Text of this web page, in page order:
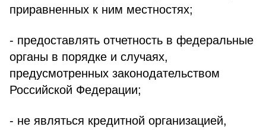
приравненных к ним местностях;
- предоставлять отчетность в федеральные
органы в порядке и случаях,
предусмотренных законодательством
Российской Федерации;
- не являться кредитной организацией,